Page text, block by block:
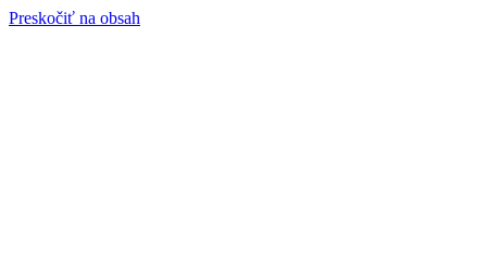
Preskočiť na obsah